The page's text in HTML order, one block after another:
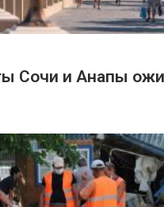
Сочи и Анапы